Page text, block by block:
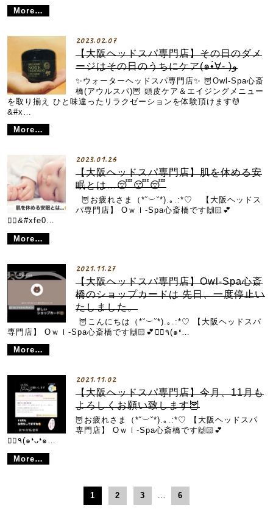
More…
2023.02.07
【大阪ヘッドスパ専門店】その日のダメ
ージはその日のうちにケア(๑•̀∀- )و
✨ウォーターヘッドスパ専門店✨ 🦉Owl-Spa心斎
橋(アウルスパ)🦉 頭皮ケア＆エイジングメニュー
を取り揃え ひと味違ったリラクゼーションを体験頂けます💆
&#x…
More…
2023.01.26
【大阪ヘッドスパ専門店】肌を休める安
眠とは…😴😴😴
🦉お疲れさま（*˘︶˘*).｡.:*♡ 【大阪ヘッドス
パ専門店】 Oｗｌ-Spa心斎橋です🙌🏻💕
💆‍♀&#xfe0…
More…
2021.11.27
【大阪ヘッドスパ専門店】Owl-Spa心斎
橋のショップカードは 先日、一度停止い
たしました。
︎︎ 🦉こんにちは（*˘︶˘*).｡.:*♡ 【大阪ヘッドスパ
専門店】 Oｗｌ-Spa心斎橋です🙌🏻💕💆‍♀️٩(๑❛…
More…
2021.11.02
【大阪ヘッドスパ専門店】今月、11月も
よろしくお願い致します🦉
🦉お疲れさま（*˘︶˘*).｡.:*♡ 【大阪ヘッドスパ
専門店】 Oｗｌ-Spa心斎橋です🙌🏻💕
💆‍♀️٩(๑❛ᴗ❛๑…
More…
1 2 3 6